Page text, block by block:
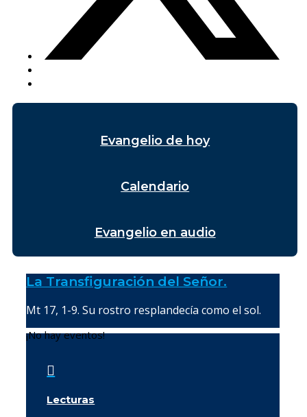
Evangelio de hoy
Calendario
Evangelio en audio
La Transfiguración del Señor.
Mt 17, 1-9. Su rostro resplandecía como el sol.
¡No hay eventos!

Lecturas